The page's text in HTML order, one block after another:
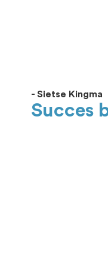
- Sietse Kingma
Succes